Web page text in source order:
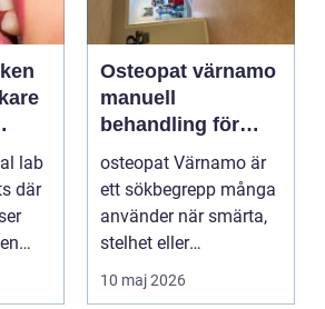
lab
där
Osteopat värnamo
manuell
behandling för
minskad smärta
och Ökad rörlighet
osteopat Värnamo är
ett sökbegrepp många
använder när smärta,
stelhet eller
återkommande värk
börjar...
10 maj 2026